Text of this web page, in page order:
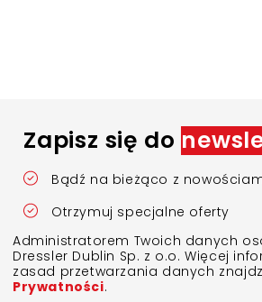
Zapisz się do
Bądź na bieżąco z
Otrzymuj specjalne oferty
Administratorem Twoich danych
Dressler Dublin Sp. z o.o. Więcej
zasad przetwarzania danych
Prywatności.